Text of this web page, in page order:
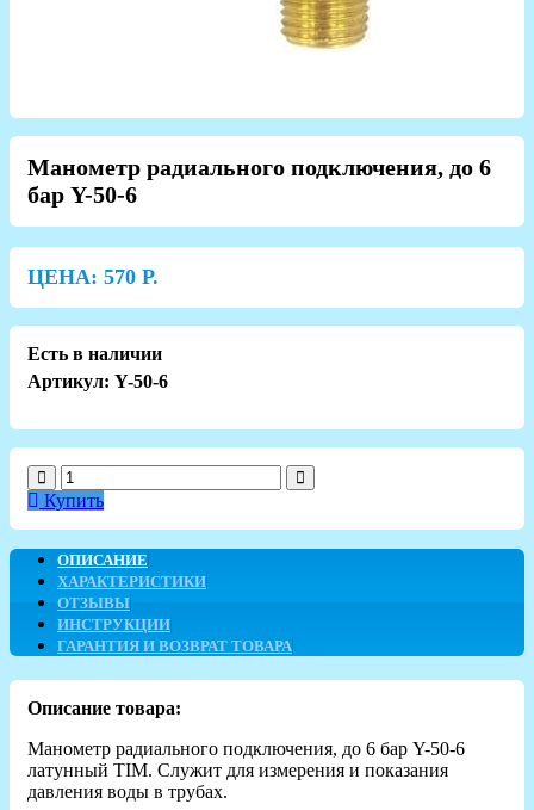
Манометр радиального подключения, до 6
бар Y-50-6
ЦЕНА: 570 Р.
Есть в наличии
Артикул: Y-50-6
Купить
ОПИСАНИЕ
ХАРАКТЕРИСТИКИ
ОТЗЫВЫ
ИНСТРУКЦИИ
ГАРАНТИЯ И ВОЗВРАТ ТОВАРА
Описание товара:
Манометр радиального подключения, до 6 бар Y-50-6
латунный TIM. Служит для измерения и показания
давления воды в трубах.